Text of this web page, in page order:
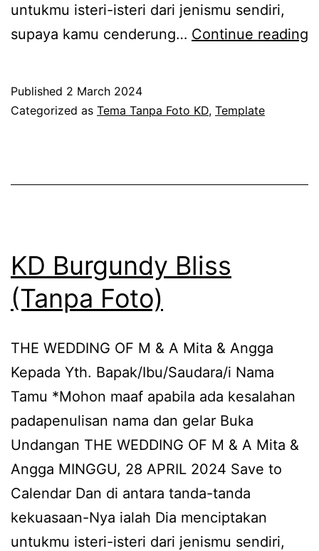
untukmu isteri-isteri dari jenismu sendiri,
supaya kamu cenderung… Continue reading
Published 2 March 2024
Categorized as Tema Tanpa Foto KD, Template
KD Burgundy Bliss
(Tanpa Foto)
THE WEDDING OF M & A Mita & Angga
Kepada Yth. Bapak/Ibu/Saudara/i Nama
Tamu *Mohon maaf apabila ada kesalahan
padapenulisan nama dan gelar Buka
Undangan THE WEDDING OF M & A Mita &
Angga MINGGU, 28 APRIL 2024​​​ Save to
Calendar Dan di antara tanda-tanda
kekuasaan-Nya ialah Dia menciptakan
untukmu isteri-isteri dari jenismu sendiri,